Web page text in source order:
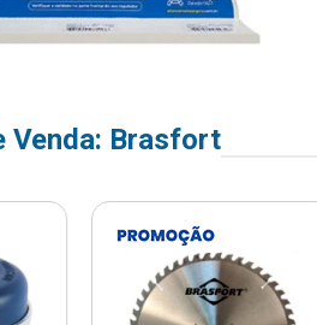
Venda: Brasfort